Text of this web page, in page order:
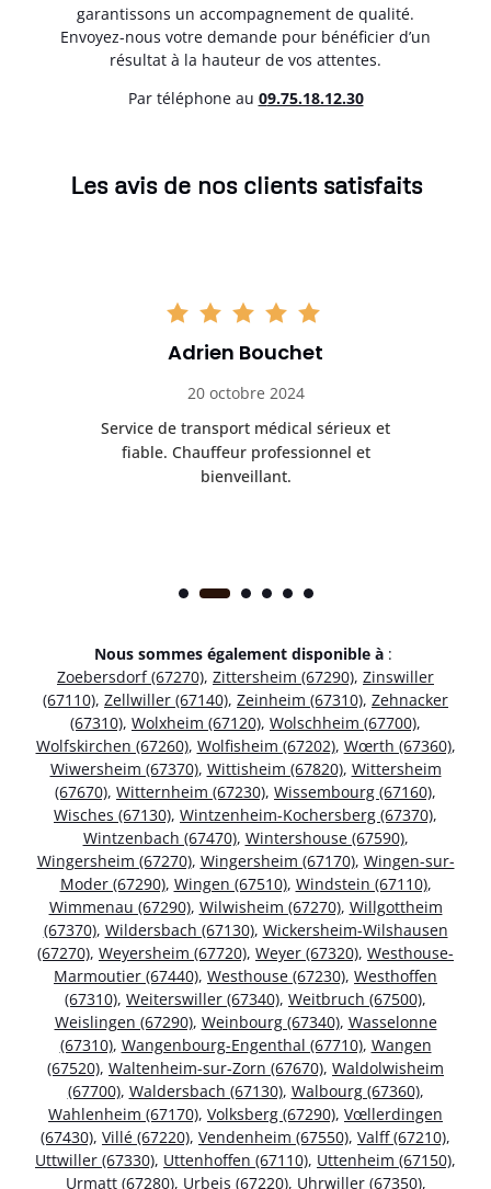
garantissons un accompagnement de qualité.
Envoyez-nous votre demande pour bénéficier d’un
résultat à la hauteur de vos attentes.
Par téléphone au 09.75.18.12.30
Les avis de nos clients satisfaits
Adrien Bouchet
20 octobre 2024
Service de transport médical sérieux et
fiable. Chauffeur professionnel et
bienveillant.
Nous sommes également disponible à :
Zoebersdorf (67270), Zittersheim (67290), Zinswiller
(67110), Zellwiller (67140), Zeinheim (67310), Zehnacker
(67310), Wolxheim (67120), Wolschheim (67700),
Wolfskirchen (67260), Wolfisheim (67202), Wœrth (67360),
Wiwersheim (67370), Wittisheim (67820), Wittersheim
(67670), Witternheim (67230), Wissembourg (67160),
Wisches (67130), Wintzenheim-Kochersberg (67370),
Wintzenbach (67470), Wintershouse (67590),
Wingersheim (67270), Wingersheim (67170), Wingen-sur-
Moder (67290), Wingen (67510), Windstein (67110),
Wimmenau (67290), Wilwisheim (67270), Willgottheim
(67370), Wildersbach (67130), Wickersheim-Wilshausen
(67270), Weyersheim (67720), Weyer (67320), Westhouse-
Marmoutier (67440), Westhouse (67230), Westhoffen
(67310), Weiterswiller (67340), Weitbruch (67500),
Weislingen (67290), Weinbourg (67340), Wasselonne
(67310), Wangenbourg-Engenthal (67710), Wangen
(67520), Waltenheim-sur-Zorn (67670), Waldolwisheim
(67700), Waldersbach (67130), Walbourg (67360),
Wahlenheim (67170), Volksberg (67290), Vœllerdingen
(67430), Villé (67220), Vendenheim (67550), Valff (67210),
Uttwiller (67330), Uttenhoffen (67110), Uttenheim (67150),
Urmatt (67280), Urbeis (67220), Uhrwiller (67350),